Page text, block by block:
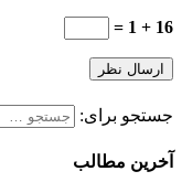
16 + 1 =
جستجو برای:
آخرین مطالب